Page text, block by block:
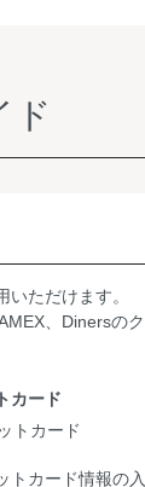
ド
ただけます。
、Dinersの
カード
トカード情報の